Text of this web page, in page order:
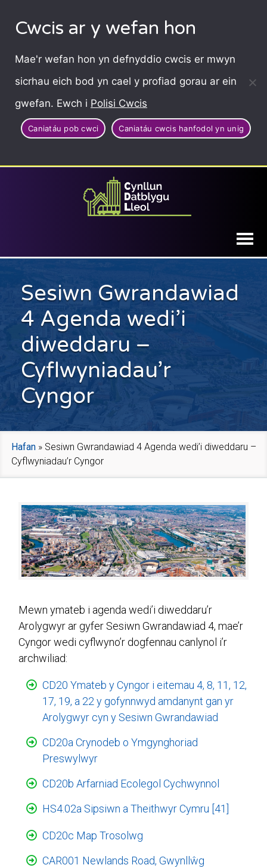
Cwcis ar y wefan hon
Mae'r wefan hon yn defnyddio cwcis er mwyn
sicrhau eich bod yn cael y profiad gorau ar ein
gwefan. Ewch i Polisi Cwcis
Caniatáu pob cwci Caniatáu cwcis hanfodol yn unig
Sesiwn Gwrandawiad
4 Agenda wedi’i
diweddaru –
Cyflwyniadau’r
Cyngor
Hafan » Sesiwn Gwrandawiad 4 Agenda wedi’i diweddaru –
Cyflwyniadau’r Cyngor
Mewn ymateb i agenda wedi’i diweddaru’r
Arolygwyr ar gyfer Sesiwn Gwrandawiad 4, mae’r
Cyngor wedi cyflwyno’r dogfennau canlynol i’r
archwiliad:
CD20 Ymateb y Cyngor i eitemau 4, 8, 11, 12,
17, 19, a 22 y gofynnwyd amdanynt gan yr
Arolygwyr cyn y Sesiwn Gwrandawiad
CD20a Crynodeb o Ymgynghoriad
Preswylwyr
CD20b Arfarniad Ecolegol Cychwynnol
HS4.02a Sipsiwn a Theithwyr Cymru [41]
CD20c Map Trosolwg
CAR001 Newlands Road, Gwynllŵg